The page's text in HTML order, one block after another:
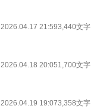
2026.04.17 21:593,440文字
2026.04.18 20:051,700文字
2026.04.19 19:073,358文字